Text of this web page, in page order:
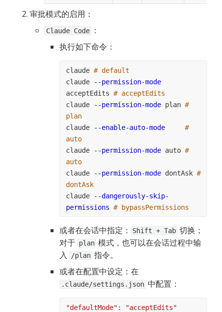
审批模式的启用：
Claude Code
：
执行如下命令：
claude # default
claude
--permission-mode
acceptEdits # acceptEdits
claude
--permission-mode plan #
plan
claude
--enable-auto-mode
#
auto
claude
--permission-mode auto #
auto
claude
--permission-mode dontAsk #
dontAsk
claude
--dangerously-skip-
permissions # bypassPermissions
或者在会话中指定： Shift + Tab 切换；
对于 plan 模式，也可以在会话过程中输
入
/plan 指令。
.claude/settings.json 中配置：
"defaultMode" : "acceptEdits"